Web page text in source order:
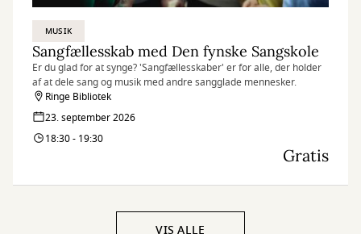
MUSIK
Sangfællesskab med Den fynske Sangskole
Er du glad for at synge? 'Sangfællesskaber' er for alle, der holder
af at dele sang og musik med andre sangglade mennesker.
Ringe Bibliotek
23. september 2026
18:30 - 19:30
Gratis
VIS ALLE